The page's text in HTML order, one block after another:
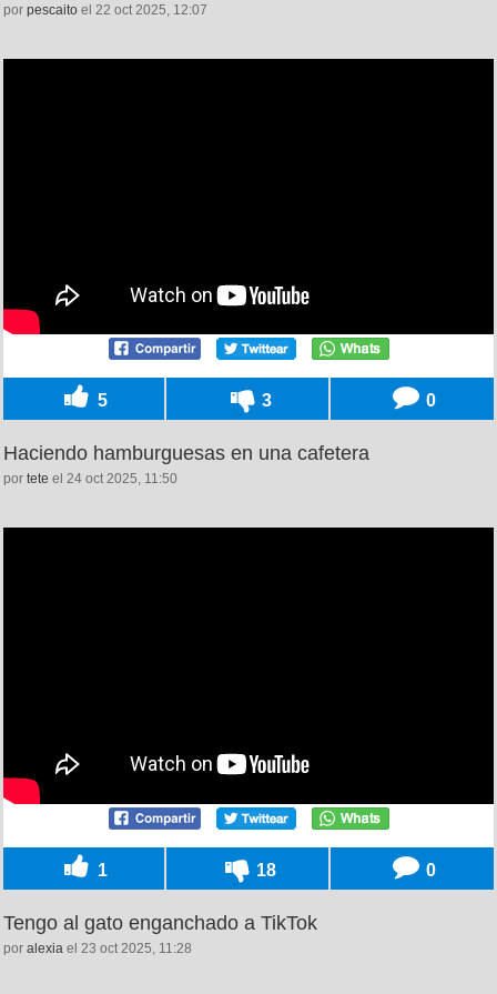
por pescaito el 22 oct 2025, 12:07
5 3 0
Haciendo hamburguesas en una cafetera
por tete el 24 oct 2025, 11:50
1 18 0
Tengo al gato enganchado a TikTok
por alexia el 23 oct 2025, 11:28